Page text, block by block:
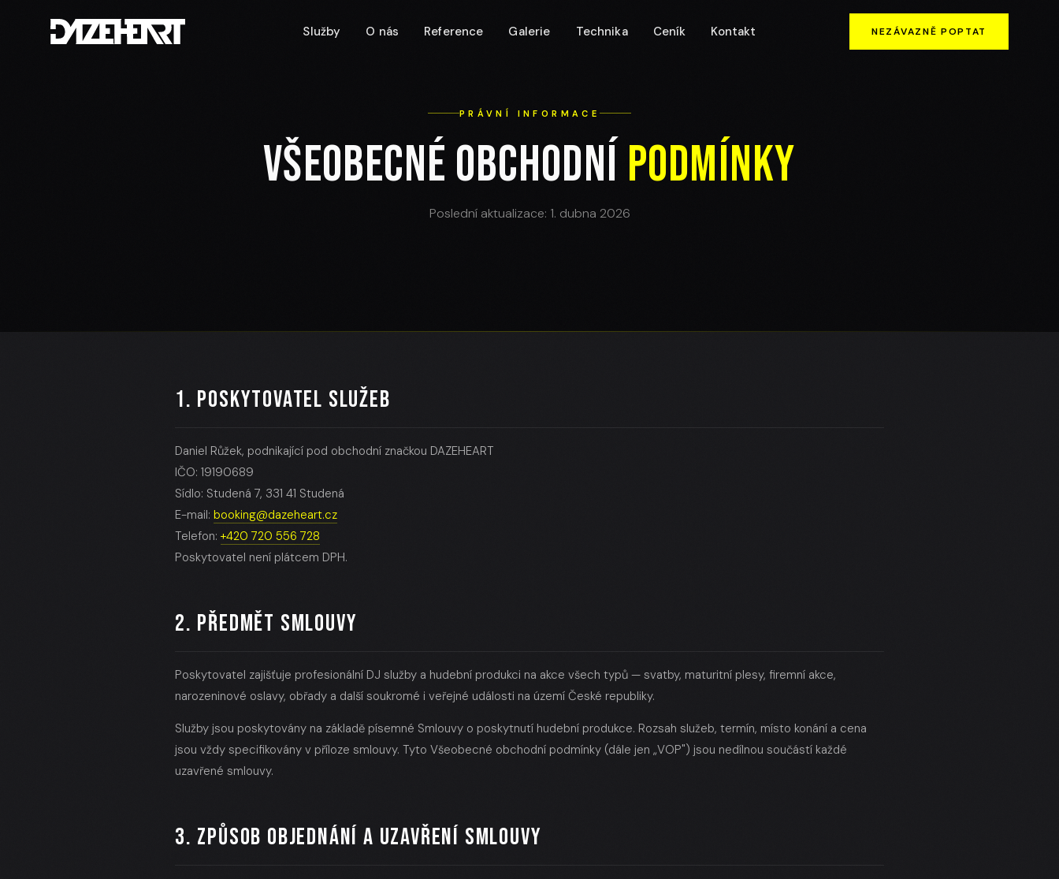
Služby O nás Reference Galerie Technika Ceník Kontakt NEZÁVAZNĚ POPTAT
PRÁVNÍ INFORMACE
Všeobecné obchodní podmínky
Poslední aktualizace: 1. dubna 2026
1. POSKYTOVATEL SLUŽEB
Daniel Růžek, podnikající pod obchodní značkou DAZEHEART
IČO: 19190689
Sídlo: Studená 7, 331 41 Studená
E-mail: booking@dazeheart.cz
Telefon: +420 720 556 728
Poskytovatel není plátcem DPH.
2. PŘEDMĚT SMLOUVY
Poskytovatel zajišťuje profesionální DJ služby a hudební produkci na akce všech typů — svatby, maturitní plesy, firemní akce,
narozeninové oslavy, obřady a další soukromé i veřejné události na území České republiky.
Služby jsou poskytovány na základě písemné Smlouvy o poskytnutí hudební produkce. Rozsah služeb, termín, místo konání a cena
jsou vždy specifikovány v příloze smlouvy. Tyto Všeobecné obchodní podmínky (dále jen „VOP") jsou nedílnou součástí každé
uzavřené smlouvy.
3. ZPŮSOB OBJEDNÁNÍ A UZAVŘENÍ SMLOUVY